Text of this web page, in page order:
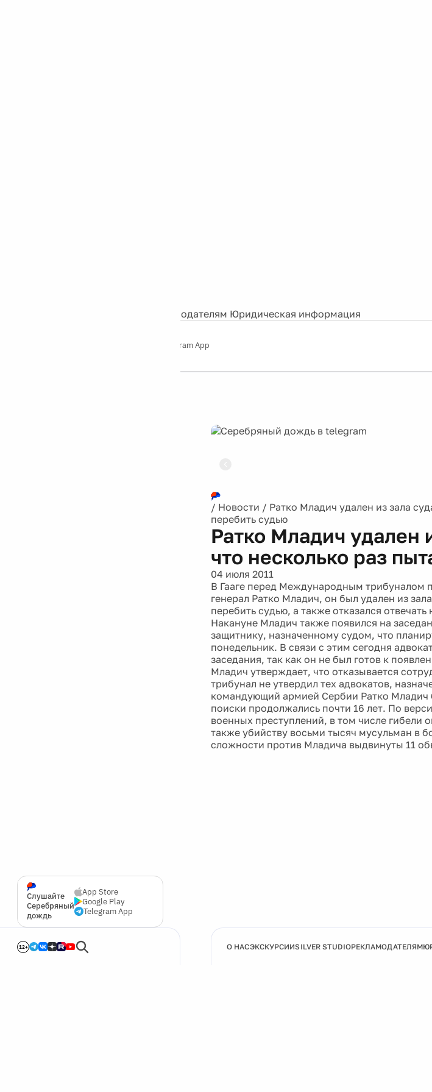
Рекламодателям Юридическая информация
Telegram App
Слушайте
Серебряный
дождь
App Store
Google Play
Telegram App
12+
/ Новости / Ратко Младич удален из зала
перебить судью
Ратко Младич удален
что несколько раз
04 июля 2011
В Гааге перед Международным трибуналом
генерал Ратко Младич, он был удален из
перебить судью, а также отказался
Накануне Младич также появился на
защитнику, назначенному судом, что
понедельник. В связи с этим сегодня
заседания, так как он не был готов к
Младич утверждает, что отказывается
трибунал не утвердил тех адвокатов,
командующий армией Сербии Ратко Младич
поиски продолжались почти 16 лет. По
военных преступлений, в том числе гибели
также убийству восьми тысяч мусульман в
сложности против Младича выдвинуты 11
О НАСЭКСКУРСИИSILVER STUDIOРЕКЛАМОДАТЕЛЯМ